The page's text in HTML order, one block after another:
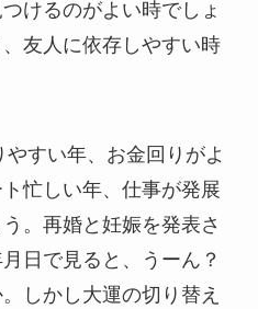
けるのがよい時でしょ
友人に依存しやすい時
すい年、お金回りがよ
忙しい年、仕事が発展
。再婚と妊娠を発表さ
日で見ると、うーん？
しかし大運の切り替え